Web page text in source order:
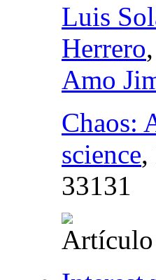
Luis
Herrero,
Amo
Chaos:
science,
33131